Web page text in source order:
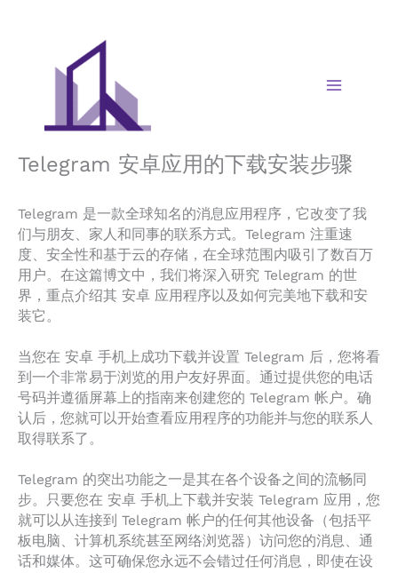
Telegram 安卓应用的下载安装步骤
Telegram 是一款全球知名的消息应用程序，它改变了我
们与朋友、家人和同事的联系方式。Telegram 注重速
度、安全性和基于云的存储，在全球范围内吸引了数百万
用户。在这篇博文中，我们将深入研究 Telegram 的世
界，重点介绍其 安卓 应用程序以及如何完美地下载和安
装它。
当您在 安卓 手机上成功下载并设置 Telegram 后，您将看
到一个非常易于浏览的用户友好界面。通过提供您的电话
号码并遵循屏幕上的指南来创建您的 Telegram 帐户。确
认后，您就可以开始查看应用程序的功能并与您的联系人
取得联系了。
Telegram 的突出功能之一是其在各个设备之间的流畅同
步。只要您在 安卓 手机上下载并安装 Telegram 应用，您
就可以从连接到 Telegram 帐户的任何其他设备（包括平
板电脑、计算机系统甚至网络浏览器）访问您的消息、通
话和媒体。这可确保您永远不会错过任何消息，即使在设